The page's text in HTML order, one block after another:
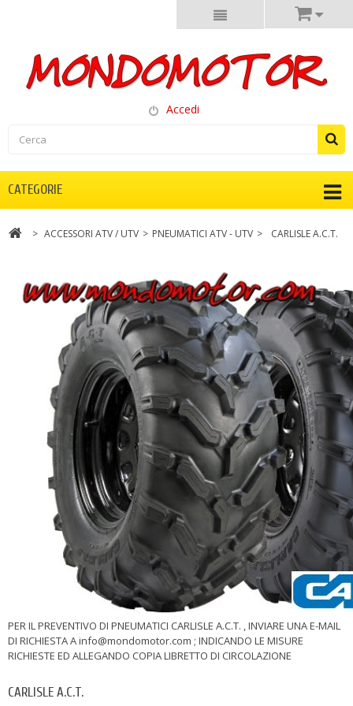
Accedi
CATEGORIE
> ACCESSORI ATV / UTV > PNEUMATICI ATV - UTV > CARLISLE A.C.T.
PER IL PREVENTIVO DI PNEUMATICI CARLISLE A.C.T. , INVIARE UNA E-MAIL
DI RICHIESTA A info@mondomotor.com ; INDICANDO LE MISURE
RICHIESTE ED ALLEGANDO COPIA LIBRETTO DI CIRCOLAZIONE
CARLISLE A.C.T.